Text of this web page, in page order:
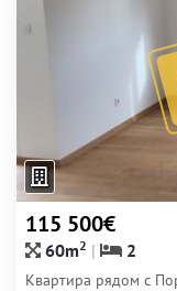
115 500€
60m2 2
Квартира рядом с